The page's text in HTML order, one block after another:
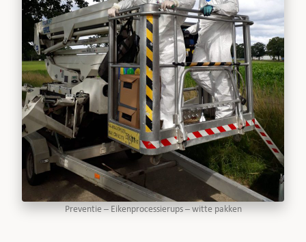
Preventie – Eikenprocessierups – witte pakken